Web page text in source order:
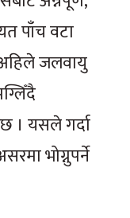
पाँच वटा
जलवायु
। यसले गर्दा
भोग्नुपर्ने